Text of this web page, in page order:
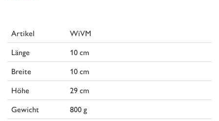
Artikel
WiVM
Länge
10 cm
Breite
10 cm
Höhe
29 cm
Gewicht
800 g